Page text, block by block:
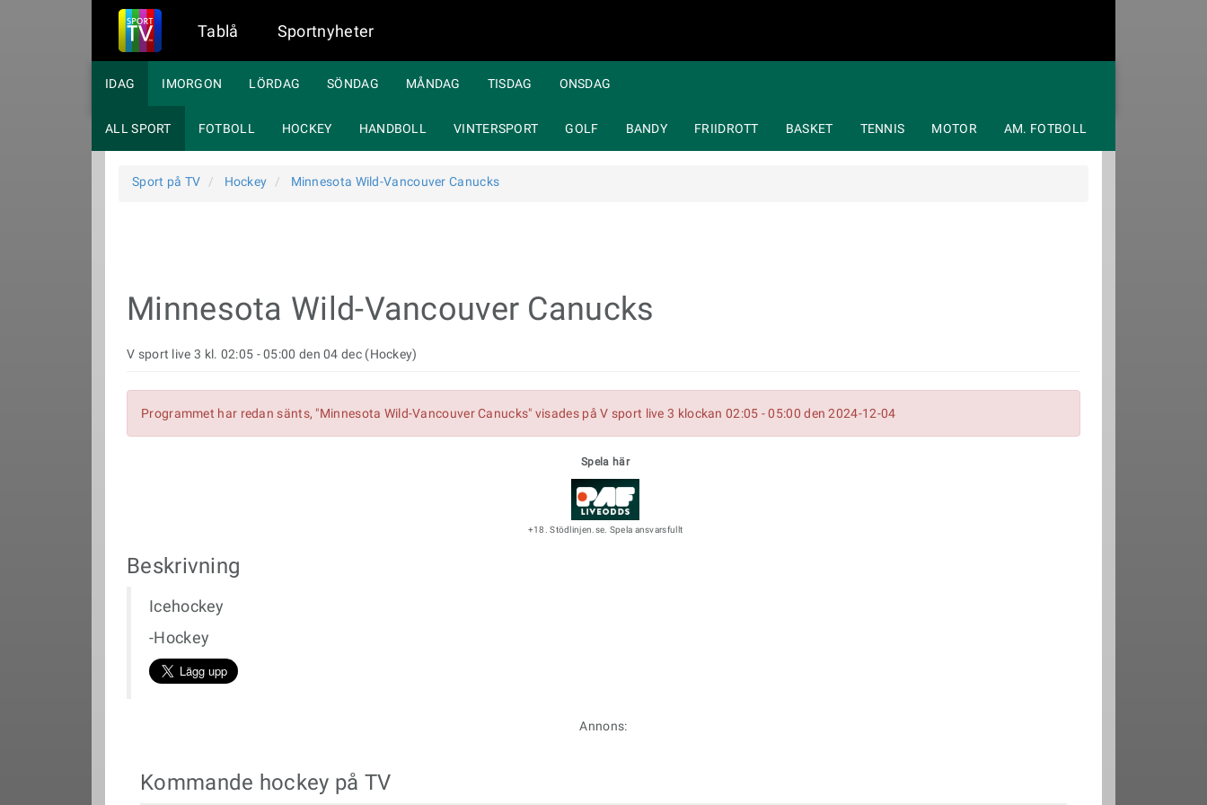
Tablå Sportnyheter
IDAG IMORGON LÖRDAG SÖNDAG MÅNDAG TISDAG ONSDAG
ALL SPORT FOTBOLL HOCKEY HANDBOLL VINTERSPORT GOLF BANDY FRIIDROTT BASKET TENNIS MOTOR AM. FOTBOLL
Sport på TV Hockey Minnesota Wild-Vancouver Canucks
Minnesota Wild-Vancouver Canucks
V sport live 3 kl. 02:05 - 05:00 den 04 dec (Hockey)
Programmet har redan sänts, "Minnesota Wild-Vancouver Canucks" visades på V sport live 3 klockan 02:05 - 05:00 den 2024-12-04
Spela här
+18. Stödlinjen.se. Spela ansvarsfullt
Beskrivning
Icehockey
-Hockey
Annons:
Kommande hockey på TV